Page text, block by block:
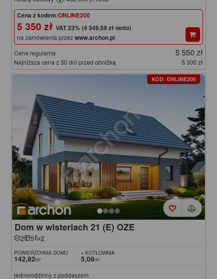
Cena z kodem:ONLINE200
5 350 zł (4 349,59 zł netto)
na zamówienia przezwww.archon.pl
Cena regularna 5 550 zł
Najniższa cena z 30 dni przed obniżką 5 300 zł
KOD: ONLINE200
Dom w wisteriach 21 (E) OZE
2 5 2
POWIERZCHNIA DOMU
142,82m²
+ KOTŁOWNIA
5,08m²
jednorodzinny z poddaszem